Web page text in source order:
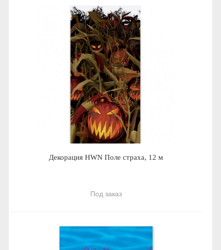
Декорация HWN Поле страха, 12 м
Под заказ